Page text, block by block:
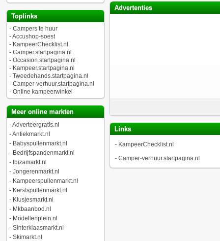
Toplinks
- Campers te huur
-Accushop-soest
- KampeerChecklist.nl
- Camper.startpagina.nl
- Occasion.startpagina.nl
- Kampeer.startpagina.nl
- Tweedehands.startpagina.nl
- Camper-verhuur.startpagina.nl
- Online kampeerwinkel
Meer online markten
-Adverteergratis.nl
-Antiekmarkt.nl
- Babyspullenmarkt.nl
- Bedrijfspandenmarkt.nl
- Ibizamarkt.nl
- Jongerenmarkt.nl
- Kampeerspullenmarkt.nl
- Kerstspullenmarkt.nl
- Klusjesmarkt.nl
- Mkbaanbod.nl
- Modellenplein.nl
- Sinterklaasmarkt.nl
- Skimarkt.nl
Advertenties
Links
- KampeerChecklist.nl
- Camper-verhuur.startpagina.nl